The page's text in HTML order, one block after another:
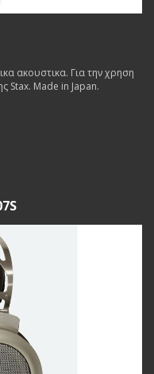
ακουστικα. Για την χρηση
Stax. Made in Japan.